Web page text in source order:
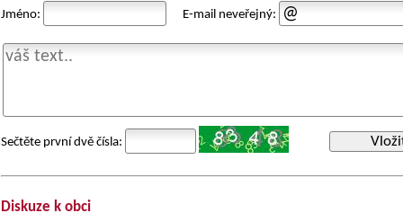
Jméno: E-mail neveřejný:
Sečtěte první dvě čísla:
Diskuze k obci